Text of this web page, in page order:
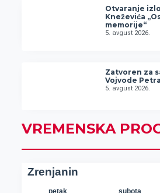
Otvaranje
Kneževića
memorije“
5. avgust 2026.
Zatvoren za
Vojvode
5. avgust 2026.
VREMENSKA